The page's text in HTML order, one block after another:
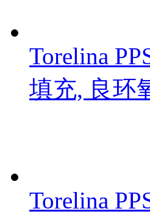
Torelina
填充, 良环
Torelina